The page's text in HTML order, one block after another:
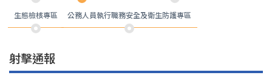
生態檢核專區 公務人員執行職務安全及衛生防護專區
射擊通報